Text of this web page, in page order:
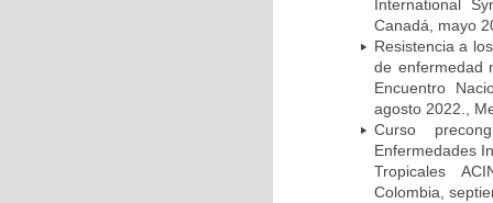
International
Canadá, mayo
Resistencia a
de enfermedad
Encuentro
agosto 2022.,
Curso
Enfermedades
Tropicales
Colombia,